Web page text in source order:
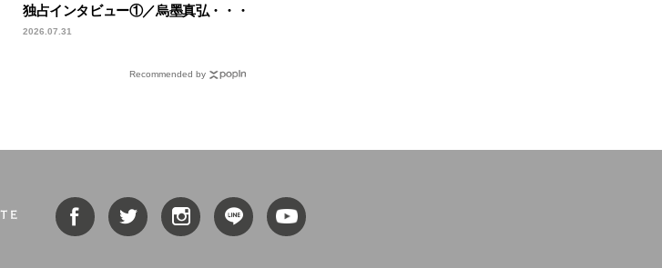
独占インタビュー①／烏墨真弘・・・
2026.07.31
Recommended by